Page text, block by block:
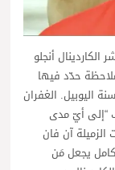
نشر الكاردينال أنجلو
حدّد فيها
اليوبيل. الغفران
“إلى أيّ مدى
آن فان
يجعل مَن